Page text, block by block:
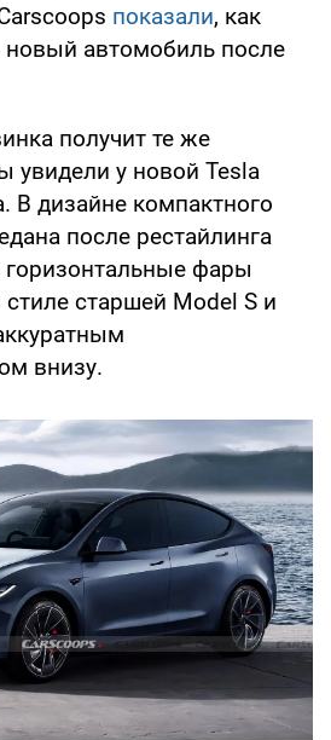
показали, как
автомобиль после
получит те же
увидели у новой Tesla
В дизайне компактного
после рестайлинга
фары
старшей Model S и
внизу.